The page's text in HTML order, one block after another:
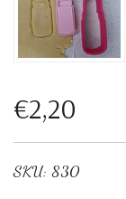
€2,20
SKU: 830